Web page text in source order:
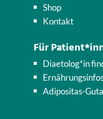
Shop
Kontakt
Für
Diaetolog*in
Adipositas-